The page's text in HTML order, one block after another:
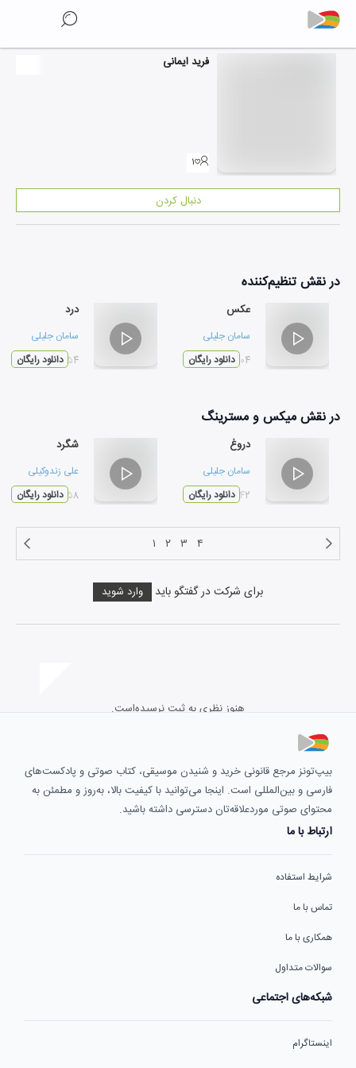
فرید ایمانی
۱
دنبال کردن
در نقشتنظیم‌کننده
عکس
سامان جلیلی
۰۳:۰۴دانلود رایگان
درد
سامان جلیلی
۰۳:۵۴دانلود رایگان
در نقشمیکس و مسترینگ
دروغ
سامان جلیلی
۰۳:۴۲دانلود رایگان
شگرد
علی زندوکیلی
۰۲:۵۸دانلود رایگان
۱ ۲ ۳ ۴
برای شرکت در گفتگو باید وارد شوید
هنوز نظری به ثبت نرسیده‌است.
بیپ‌تونز مرجع قانونی خرید و شنیدن موسیقی، کتاب صوتی و پادکست‌های
فارسی و بین‌المللی است. اینجا می‌توانید با کیفیت بالا، به‌روز و مطمئن به
محتوای صوتی موردعلاقه‌تان دسترسی داشته باشید.
ارتباط با ما
شرایط استفاده
تماس با ما
همکاری با ما
سوالات متداول
شبکه‌های اجتماعی
اینستاگرام